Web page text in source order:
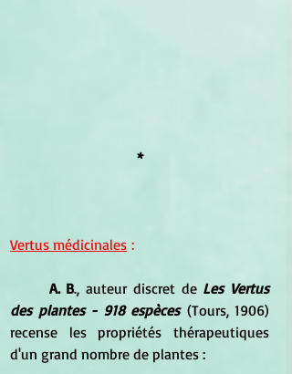
*
Vertus médicinales :
	A. B
., auteur discret de Les Vertus
des plantes - 918 espèces (Tours, 1906)
recense les propriétés thérapeutiques
d'un grand nombre de plantes :